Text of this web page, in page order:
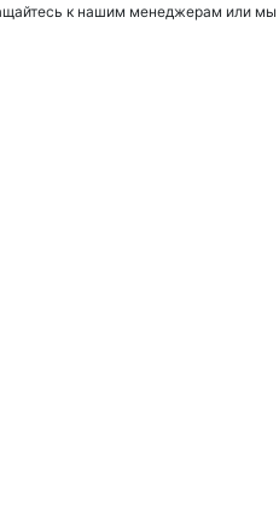
к нашим менеджерам или